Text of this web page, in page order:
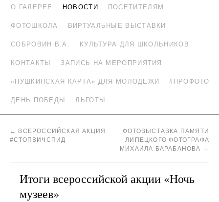
О ГАЛЕРЕЕ НОВОСТИ ПОСЕТИТЕЛЯМ
ФОТОШКОЛА ВИРТУАЛЬНЫЕ ВЫСТАВКИ
СОБРОВИН В.А. КУЛЬТУРА ДЛЯ ШКОЛЬНИКОВ
КОНТАКТЫ ЗАПИСЬ НА МЕРОПРИЯТИЯ
«ПУШКИНСКАЯ КАРТА» ДЛЯ МОЛОДЕЖИ #ПРОФОТО
ДЕНЬ ПОБЕДЫ ЛЬГОТЫ
←
ВСЕРОССИЙСКАЯ АКЦИЯ
#СТОПВИЧСПИД
ФОТОВЫСТАВКА ПАМЯТИ
ЛИПЕЦКОГО ФОТОГРАФА
МИХАИЛА БАРАБАНОВА →
Итоги всероссийской акции «Ночь
музеев»